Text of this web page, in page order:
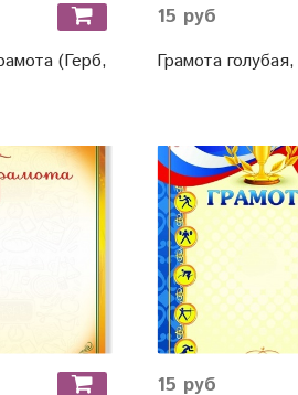
(Герб,
15 руб
Грамота
15 руб